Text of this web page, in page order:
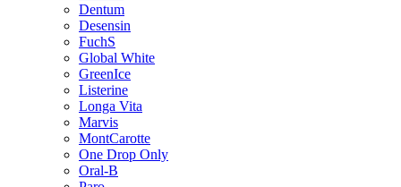
Dentum
Desensin
FuchS
Global White
GreenIce
Listerine
Longa Vita
Marvis
MontCarotte
One Drop Only
Oral-B